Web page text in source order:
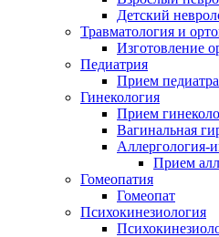
Детский
Травматология и
Изготовление
Педиатрия
Прием педиатра
Гинекология
Прием
Вагинальная
Аллергология-
Прием
Гомеопатия
Гомеопат
Психокинезиология